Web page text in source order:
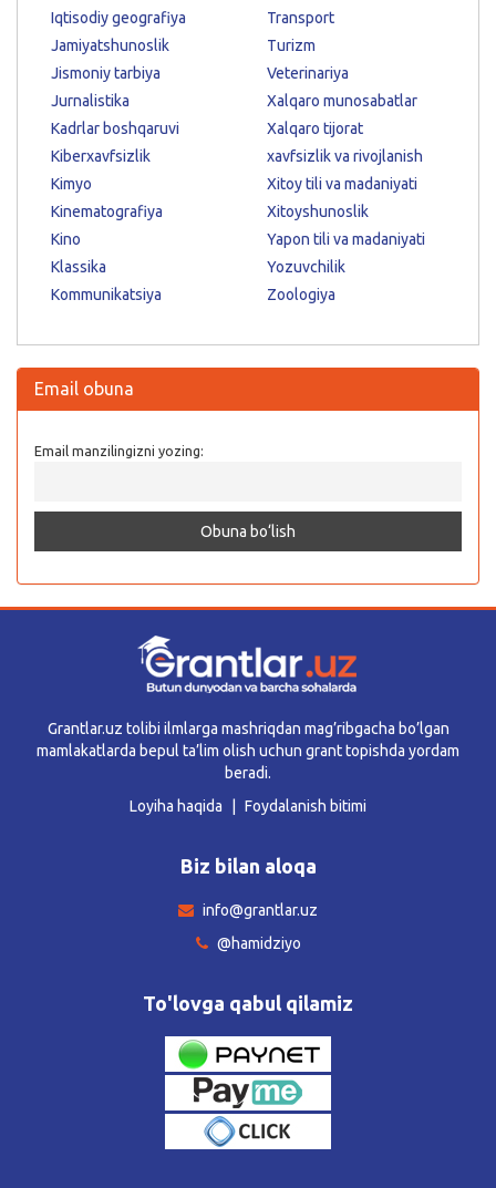
Iqtisodiy geografiya
Jamiyatshunoslik
Jismoniy tarbiya
Jurnalistika
Kadrlar boshqaruvi
Kiberxavfsizlik
Kimyo
Kinematografiya
Kino
Klassika
Kommunikatsiya
Transport
Turizm
Veterinariya
Xalqaro munosabatlar
Xalqaro tijorat
xavfsizlik va rivojlanish
Xitoy tili va madaniyati
Xitoyshunoslik
Yapon tili va madaniyati
Yozuvchilik
Zoologiya
Email obuna
Email manzilingizni yozing:
Grantlar.uz tolibi ilmlarga mashriqdan mag’ribgacha bo’lgan
mamlakatlarda bepul ta’lim olish uchun grant topishda yordam
beradi.
Loyiha haqida
Foydalanish bitimi
Biz bilan aloqa
info@grantlar.uz
@hamidziyo
To'lovga qabul qilamiz